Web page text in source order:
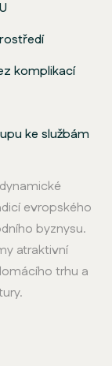
komplikací
ke službám
evropského
byznysu.
atraktivní
trhu a